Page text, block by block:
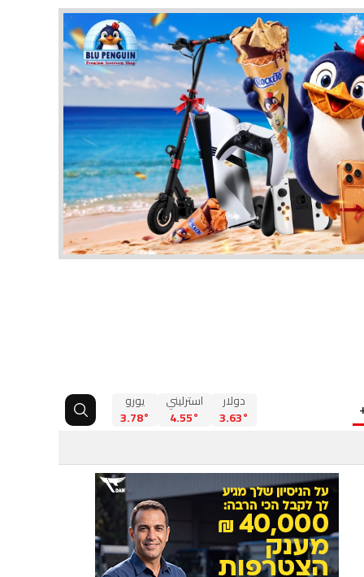
دولار
3.63°
استرليني
4.55°
يورو
3.78°